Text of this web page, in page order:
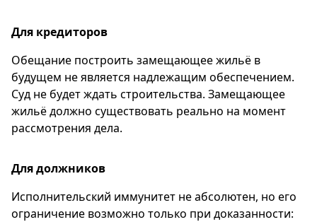
Для кредиторов
Обещание построить замещающее жильё в
будущем не является надлежащим обеспечением.
Суд не будет ждать строительства. Замещающее
жильё должно существовать реально на момент
рассмотрения дела.
Для должников
Исполнительский иммунитет не абсолютен, но его
ограничение возможно только при доказанности: